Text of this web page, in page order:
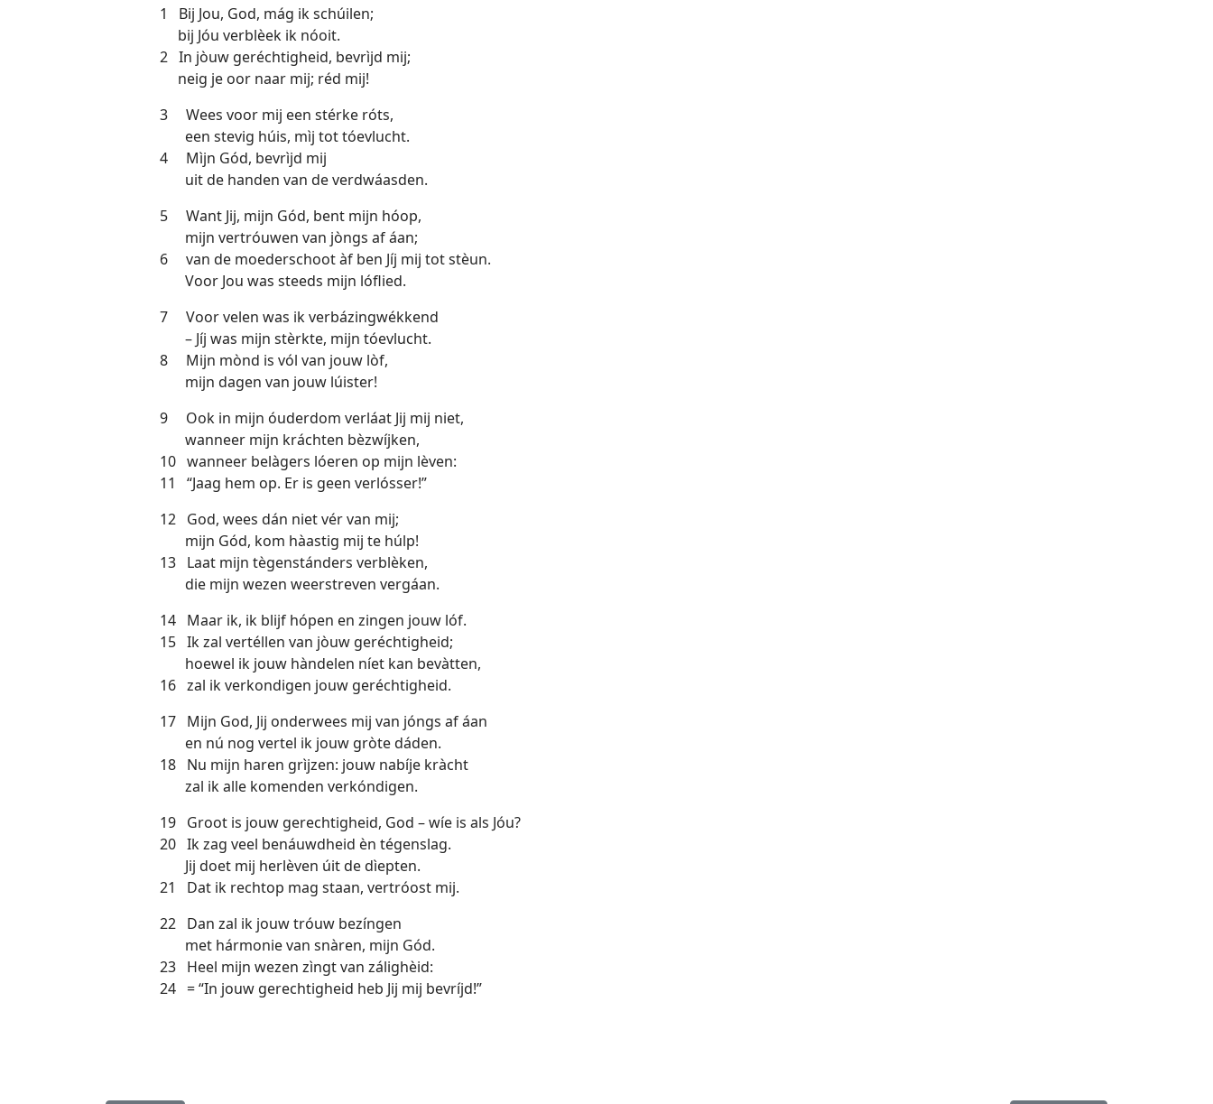
1 Bij Jou, God, mág ik schúilen;
bij Jóu verblèek ik nóoit.
2 In jòuw geréchtigheid, bevrìjd mij;
neig je oor naar mij; réd mij!
3 Wees voor mij een stérke róts,
een stevig húis, mìj tot tóevlucht.
4 Mìjn Gód, bevrìjd mij
uit de handen van de verdwáasden.
5 Want Jij, mijn Gód, bent mijn hóop,
mijn vertróuwen van jòngs af áan;
6 van de moederschoot àf ben Jíj mij tot stèun.
Voor Jou was steeds mijn lóflied.
7 Voor velen was ik verbázingwékkend
– Jíj was mijn stèrkte, mijn tóevlucht.
8 Mijn mònd is vól van jouw lòf,
mijn dagen van jouw lúister!
9 Ook in mijn óuderdom verláat Jij mij niet,
wanneer mijn kráchten bèzwíjken,
10 wanneer belàgers lóeren op mijn lèven:
11 “Jaag hem op. Er is geen verlósser!”
12 God, wees dán niet vér van mij;
mijn Gód, kom hàastig mij te húlp!
13 Laat mijn tègenstánders verblèken,
die mijn wezen weerstreven vergáan.
14 Maar ik, ik blijf hópen en zingen jouw lóf.
15 Ik zal vertéllen van jòuw geréchtigheid;
hoewel ik jouw hàndelen níet kan bevàtten,
16 zal ik verkondigen jouw geréchtigheid.
17 Mijn God, Jij onderwees mij van jóngs af áan
en nú nog vertel ik jouw gròte dáden.
18 Nu mijn haren grìjzen: jouw nabíje kràcht
zal ik alle komenden verkóndigen.
19 Groot is jouw gerechtigheid, God – wíe is als Jóu?
20 Ik zag veel benáuwdheid èn tégenslag.
Jij doet mij herlèven úit de dìepten.
21 Dat ik rechtop mag staan, vertróost mij.
22 Dan zal ik jouw tróuw bezíngen
met hármonie van snàren, mijn Gód.
23 Heel mijn wezen zìngt van zálighèid:
24 = “In jouw gerechtigheid heb Jij mij bevríjd!”